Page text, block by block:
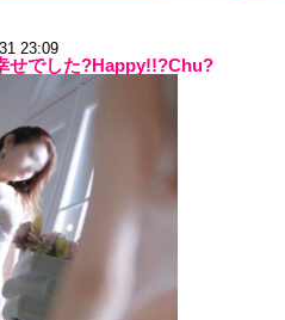
23:09
せでした?Happy!!?Chu?